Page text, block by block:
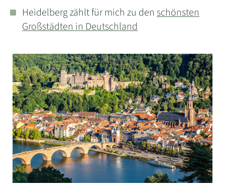
Heidelberg zählt für mich zu den schönsten
Großstädten in Deutschland